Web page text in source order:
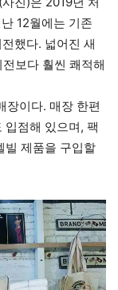
12월에는 기존
했다. 넓어진 새
보다 훨씬 쾌적해
장이다. 매장 한편
점해 있으며, 팩
빌 제품을 구입할